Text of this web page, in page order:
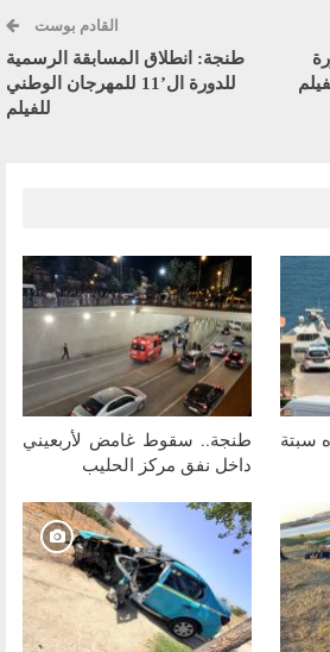
القادم بوست
طنجة: انطلاق المسابقة الرسمية
للدورة ال’11 للمهرجان الوطني
للفيلم
سبتة
طنجة.. سقوط غامض لأربعيني
داخل نفق مركز الحليب